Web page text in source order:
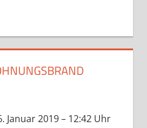
Januar 2019 – 12:42 Uhr